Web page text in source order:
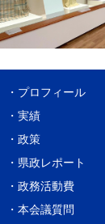
・プロフィール
・実績
・政策
・県政レポート
・政務活動費
・本会議質問